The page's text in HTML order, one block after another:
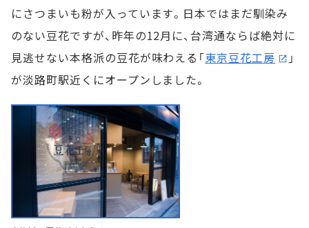
にさつまいも粉が入っています。日本ではまだ馴染み
のない豆花ですが、昨年の12月に、台湾通ならば絶対に
見逃せない本格派の豆花が味わえる「東京豆花工房
」
が淡路町駅近くにオープンしました。